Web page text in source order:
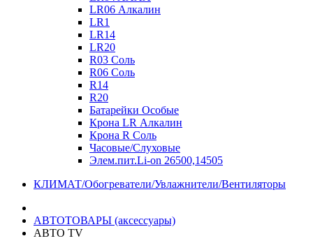
LR06 Алкалин
LR1
LR14
LR20
R03 Соль
R06 Соль
R14
R20
Батарейки Особые
Крона LR Алкалин
Крона R Соль
Часовые/Слуховые
Элем.пит.Li-on 26500,14505
КЛИМАТ/Обогреватели/Увлажнители/Вентиляторы
АВТОТОВАРЫ (аксессуары)
АВТО TV